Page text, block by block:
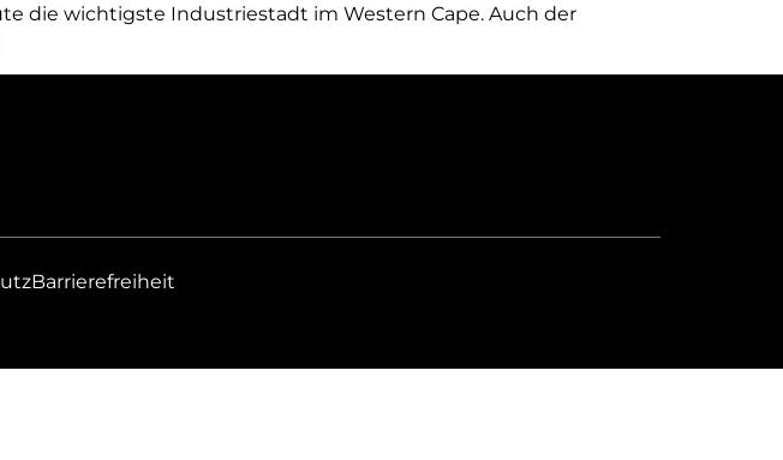
die wichtigste Industriestadt im Western Cape. Auch der
Barrierefreiheit